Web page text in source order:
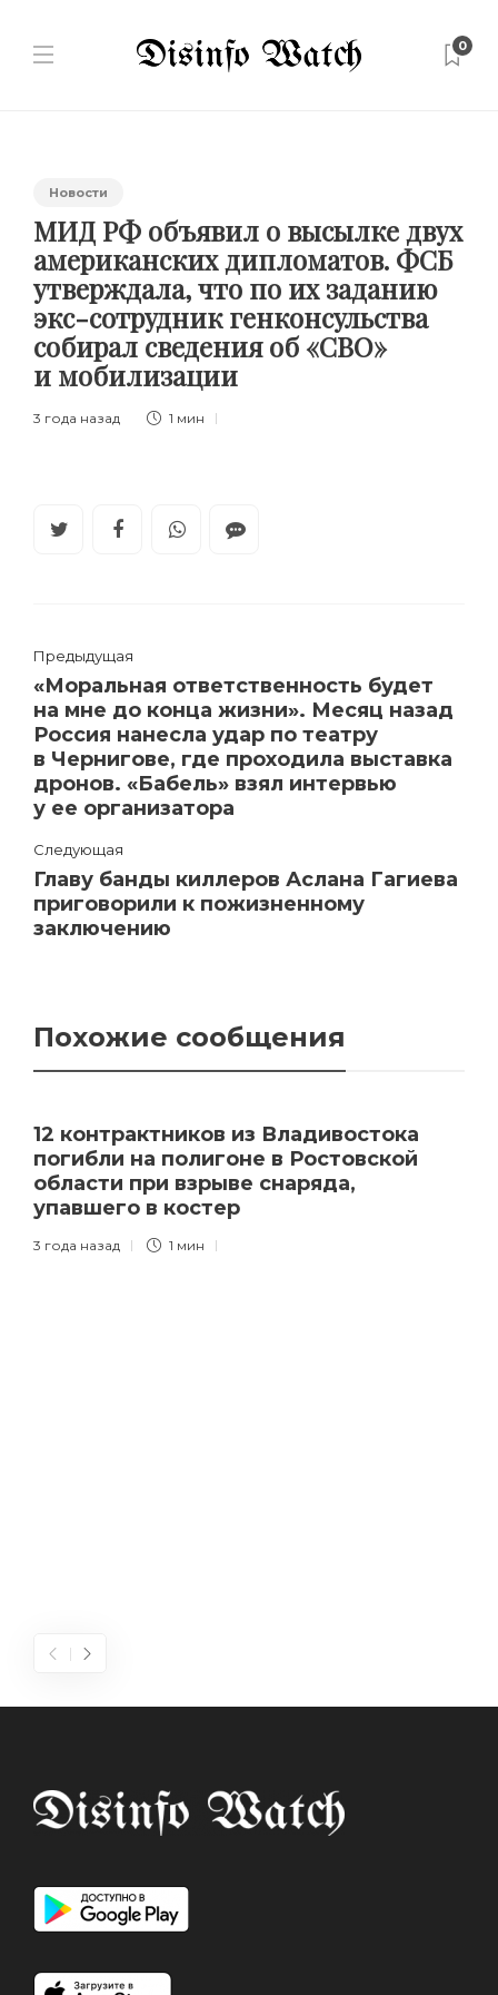
0
Новости
МИД РФ объявил о высылке двух
американских дипломатов. ФСБ
утверждала, что по их заданию
экс-сотрудник генконсульства
собирал сведения об «СВО»
и мобилизации
3 года назад 1 мин
Предыдущая
«Моральная ответственность будет
на мне до конца жизни». Месяц назад
Россия нанесла удар по театру
в Чернигове, где проходила выставка
дронов. «Бабель» взял интервью
у ее организатора
Следующая
Главу банды киллеров Аслана Гагиева
приговорили к пожизненному
заключению
Похожие сообщения
12 контрактников из Владивостока
погибли на полигоне в Ростовской
области при взрыве снаряда,
упавшего в костер
3 года назад 1 мин